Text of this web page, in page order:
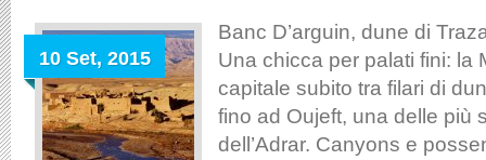
10 Set, 2015
Banc D’arguin, dune di
Una chicca per palati fini: la
capitale subito tra filari di
fino ad Oujeft, una delle più
dell’Adrar. Canyons e